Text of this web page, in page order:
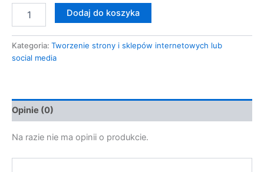
Dodaj do koszyka
Kategoria: Tworzenie strony i sklepów internetowych lub
social media
Opinie (0)
Na razie nie ma opinii o produkcie.